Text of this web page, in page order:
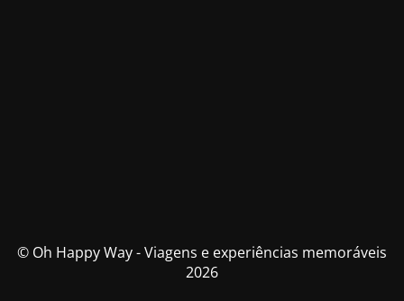
© Oh Happy Way - Viagens e experiências memoráveis
2026